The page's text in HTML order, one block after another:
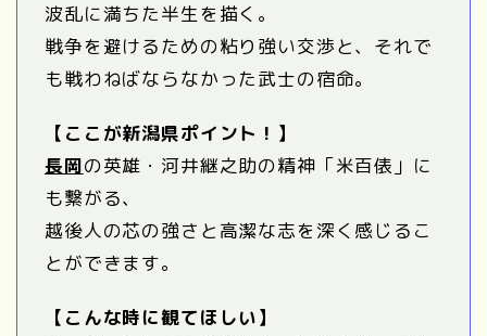
波乱に満ちた半生を描く。
戦争を避けるための粘り強い交渉と、それで
も戦わねばならなかった武士の宿命。
【ここが新潟県ポイント！】
長岡の英雄・河井継之助の精神「米百俵」に
も繋がる、
越後人の芯の強さと高潔な志を深く感じるこ
とができます。
【こんな時に観てほしい】